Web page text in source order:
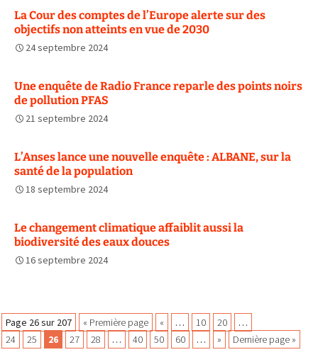
La Cour des comptes de l’Europe alerte sur des
objectifs non atteints en vue de 2030
24 septembre 2024
Une enquête de Radio France reparle des points noirs
de pollution PFAS
21 septembre 2024
L’Anses lance une nouvelle enquête : ALBANE, sur la
santé de la population
18 septembre 2024
Le changement climatique affaiblit aussi la
biodiversité des eaux douces
16 septembre 2024
Navigation
Page 26 sur 207 « Première page « … 10 20
…
24
25 26 27 28 … 40 50 60 … » Dernière page »